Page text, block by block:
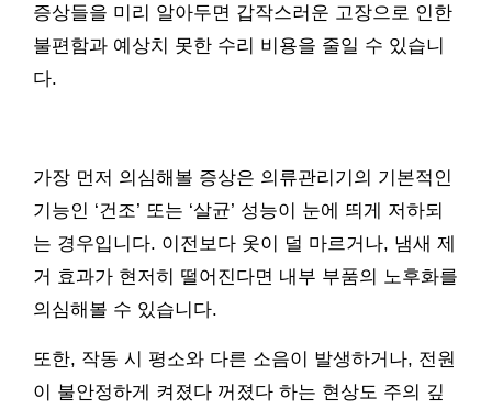
증상들을 미리 알아두면 갑작스러운 고장으로 인한
불편함과 예상치 못한 수리 비용을 줄일 수 있습니
다.
가장 먼저 의심해볼 증상은 의류관리기의 기본적인
기능인 ‘건조’ 또는 ‘살균’ 성능이 눈에 띄게 저하되
는 경우입니다. 이전보다 옷이 덜 마르거나, 냄새 제
거 효과가 현저히 떨어진다면 내부 부품의 노후화를
의심해볼 수 있습니다.
또한, 작동 시 평소와 다른 소음이 발생하거나, 전원
이 불안정하게 켜졌다 꺼졌다 하는 현상도 주의 깊